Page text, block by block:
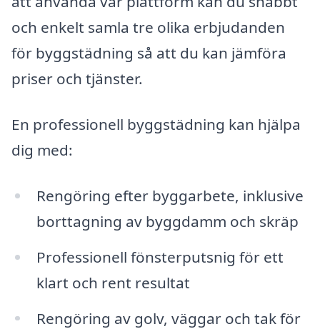
och enkelt samla tre olika erbjudanden
för byggstädning så att du kan jämföra
priser och tjänster.
En professionell byggstädning kan hjälpa
dig med:
Rengöring efter byggarbete, inklusive
borttagning av byggdamm och skräp
Professionell fönsterputsnig för ett
klart och rent resultat
Rengöring av golv, väggar och tak för